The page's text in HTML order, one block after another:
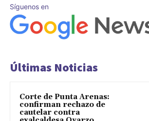
Síguenos en
Últimas Noticias
Corte de Punta Arenas:
confirman rechazo de
cautelar contra